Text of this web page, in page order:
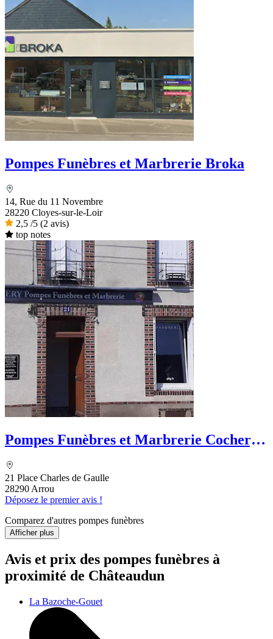
Pompes Funèbres et Marbrerie Broka
14, Rue du 11 Novembre
28220 Cloyes-sur-le-Loir
2,5 /5 (2 avis)
top notes
Pompes Funèbres et Marbrerie Cochery -
21 Place Charles de Gaulle
28290 Arrou
Déposez le premier avis !
Comparez d'autres pompes funèbres
Afficher plus
Avis et prix des pompes funèbres à
proximité de Châteaudun
La Bazoche-Gouet